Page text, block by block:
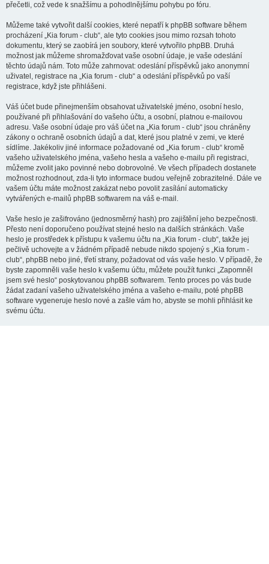
přečetli, což vede k snažšímu a pohodlnějšímu pohybu po fóru.
Můžeme také vytvořit další cookies, které nepatří k phpBB software během
procházení „Kia forum - club“, ale tyto cookies jsou mimo rozsah tohoto
dokumentu, který se zaobírá jen soubory, které vytvořilo phpBB. Druhá
možnost jak můžeme shromažďovat vaše osobní údaje, je vaše odeslání
těchto údajů nám. Toto může zahrnovat: odeslání příspěvků jako anonymní
uživatel, registrace na „Kia forum - club“ a odeslání příspěvků po vaší
registrace, když jste přihlášeni.
Váš účet bude přinejmenším obsahovat uživatelské jméno, osobní heslo,
používané při přihlašování do vašeho účtu, a osobní, platnou e-mailovou
adresu. Vaše osobní údaje pro váš účet na „Kia forum - club“ jsou chráněny
zákony o ochraně osobních údajů a dat, které jsou platné v zemi, ve které
sídlíme. Jakékoliv jiné informace požadované od „Kia forum - club“ kromě
vašeho uživatelského jména, vašeho hesla a vašeho e-mailu při registraci,
můžeme zvolit jako povinné nebo dobrovolné. Ve všech případech dostanete
možnost rozhodnout, zda-li tyto informace budou veřejně zobrazitelné. Dále ve
vašem účtu máte možnost zakázat nebo povolit zasílání automaticky
vytvářených e-mailů phpBB softwarem na váš e-mail.
Vaše heslo je zašifrováno (jednosměrný hash) pro zajištění jeho bezpečnosti.
Přesto není doporučeno používat stejné heslo na dalších stránkách. Vaše
heslo je prostředek k přístupu k vašemu účtu na „Kia forum - club“, takže jej
pečlivě uchovejte a v žádném případě nebude nikdo spojený s „Kia forum -
club“, phpBB nebo jiné, třetí strany, požadovat od vás vaše heslo. V případě, že
byste zapomněli vaše heslo k vašemu účtu, můžete použít funkci „Zapomněl
jsem své heslo“ poskytovanou phpBB softwarem. Tento proces po vás bude
žádat zadaní vašeho uživatelského jména a vašeho e-mailu, poté phpBB
software vygeneruje heslo nové a zašle vám ho, abyste se mohli přihlásit ke
svému účtu.